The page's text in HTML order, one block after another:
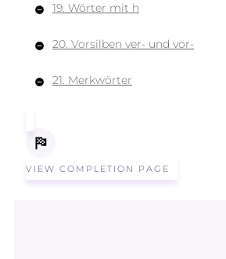
19. Wörter mit h
20. Vorsilben ver- und vor-
21. Merkwörter
VIEW COMPLETION PAGE